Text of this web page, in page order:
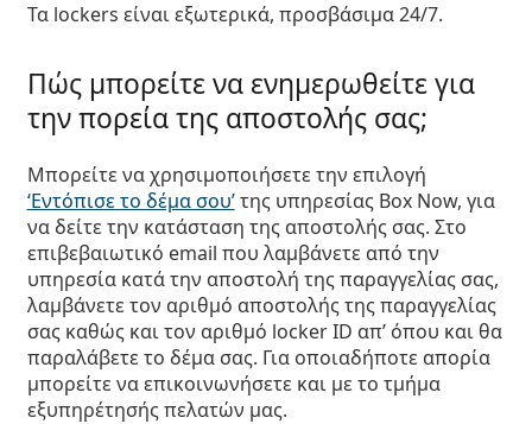
Τα lockers είναι εξωτερικά, προσβάσιμα 24/7.
Πώς μπορείτε να ενημερωθείτε για
την πορεία της αποστολής σας;
Μπορείτε να χρησιμοποιήσετε την επιλογή
‘Εντόπισε το δέμα σου’της υπηρεσίας Box Now, για
να δείτε την κατάσταση της αποστολής σας. Στο
επιβεβαιωτικό email που λαμβάνετε από την
υπηρεσία κατά την αποστολή της παραγγελίας σας,
λαμβάνετε τον αριθμό αποστολής της παραγγελίας
σας καθώς και τον αριθμό locker ID απ’ όπου και θα
παραλάβετε το δέμα σας. Για οποιαδήποτε απορία
μπορείτε να επικοινωνήσετε και με το τμήμα
εξυπηρέτησής πελατών μας.